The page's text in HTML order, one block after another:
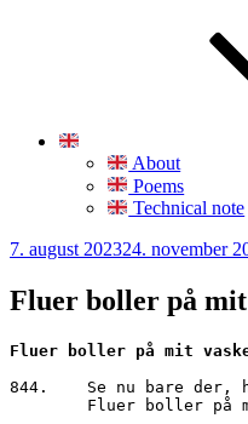
About
Poems
Technical note
Udgivet
7. august 202324. november
Fluer boller på
Fluer boller på mit
844.	Se nu bare der, halløj, halløj!